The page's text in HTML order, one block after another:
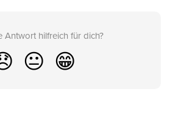
Antwort hilfreich für dich?
😐 😁